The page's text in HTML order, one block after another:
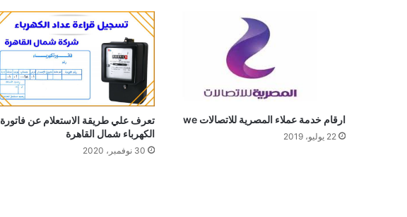
ارقام خدمة عملاء المصرية للاتصالات we
22 يوليو، 2019
تعرف علي طريقة الاستعلام عن فاتورة
الكهرباء شمال القاهرة
30 نوفمبر، 2020